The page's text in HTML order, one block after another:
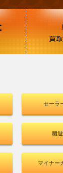
セーラ
幽
マイナー